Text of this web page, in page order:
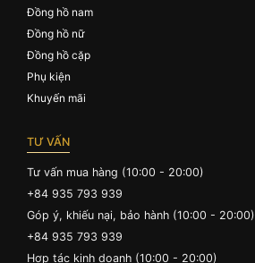
Đồng hồ nam
Đồng hồ nữ
Đồng hồ cặp
Phụ kiện
Khuyến mãi
TƯ VẤN
Tư vấn mua hàng (10:00 - 20:00)
+84 935 793 939
Góp ý, khiếu nại, bảo hành (10:00 - 20:00)
+84 935 793 939
Hợp tác kinh doanh (10:00 - 20:00)